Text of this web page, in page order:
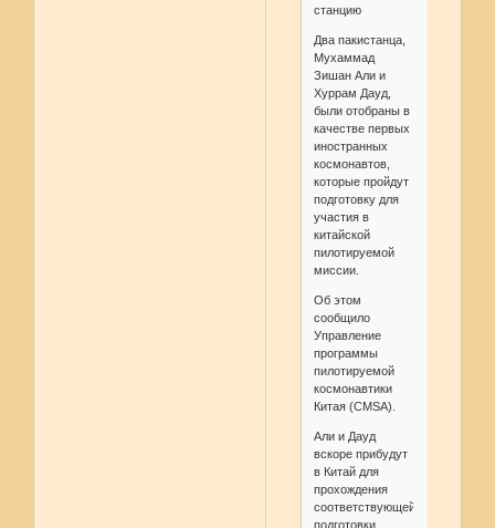
станцию
Два пакистанца,
Мухаммад
Зишан Али и
Хуррам Дауд,
были отобраны в
качестве первых
иностранных
космонавтов,
которые пройдут
подготовку для
участия в
китайской
пилотируемой
миссии.
Об этом
сообщило
Управление
программы
пилотируемой
космонавтики
Китая (CMSA).
Али и Дауд
вскоре прибудут
в Китай для
прохождения
соответствующей
подготовки.